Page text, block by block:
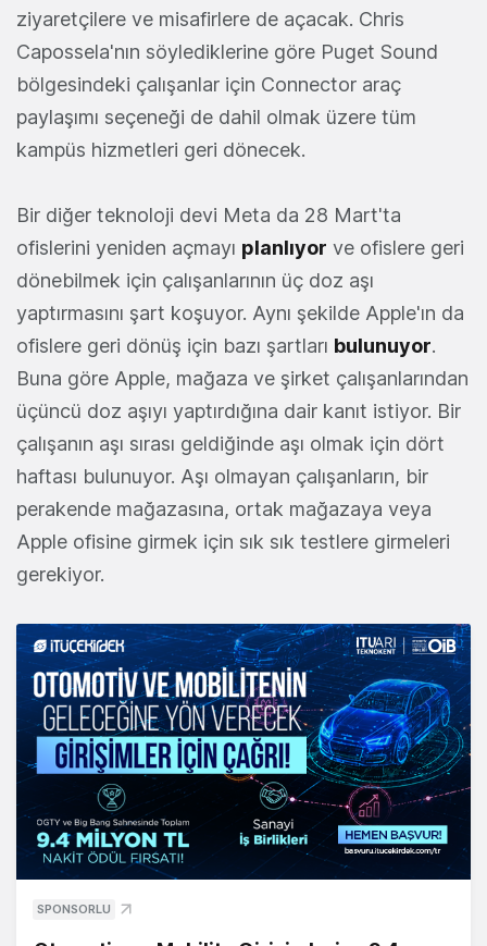
ziyaretçilere ve misafirlere de açacak. Chris
Capossela'nın söylediklerine göre Puget Sound
bölgesindeki çalışanlar için Connector araç
paylaşımı seçeneği de dahil olmak üzere tüm
kampüs hizmetleri geri dönecek.
Bir diğer teknoloji devi Meta da 28 Mart'ta
ofislerini yeniden açmayı planlıyor ve ofislere geri
dönebilmek için çalışanlarının üç doz aşı
yaptırmasını şart koşuyor. Aynı şekilde Apple'ın da
ofislere geri dönüş için bazı şartları bulunuyor.
Buna göre Apple, mağaza ve şirket çalışanlarından
üçüncü doz aşıyı yaptırdığına dair kanıt istiyor. Bir
çalışanın aşı sırası geldiğinde aşı olmak için dört
haftası bulunuyor. Aşı olmayan çalışanların, bir
perakende mağazasına, ortak mağazaya veya
Apple ofisine girmek için sık sık testlere girmeleri
gerekiyor.
SPONSORLU